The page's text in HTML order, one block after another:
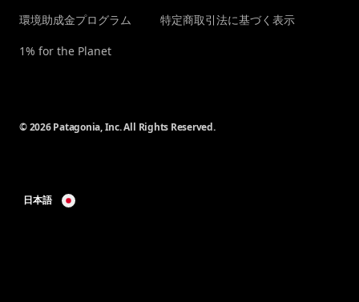
環境助成金プログラム
1% for the Planet
特定商取引法に基づく表示
© 2026 Patagonia, Inc. All Rights Reserved.
日本語